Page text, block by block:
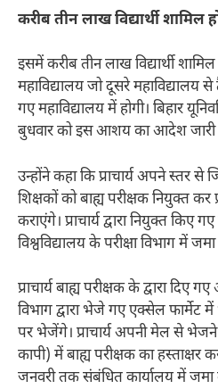
करीब तीन लाख विद्यार्थी शामिल
इसमें करीब तीन लाख विद्यार्थी शामिल
महाविद्यालय जो दूसरे महाविद्यालय
गए महाविद्यालय में होगी। बिहार
बुधवार को इस आशय का आदेश जारी
उन्होंने कहा कि प्राचार्य अपने स्तर से
शिक्षकों को बाह्य परीक्षक नियुक्त कर
कराएंगे। प्राचार्य द्वारा नियुक्त किए
विश्वविद्यालय के परीक्षा विभाग में
प्राचार्य बाह्य परीक्षक के द्वारा दिए
विभाग द्वारा भेजे गए एक्सेल फार्मेट
पर भेजेंगे। प्राचार्य अपनी मेल से भेजने
कापी) में बाह्य परीक्षक का
जनवरी तक संबंधित कार्यालय में जमा